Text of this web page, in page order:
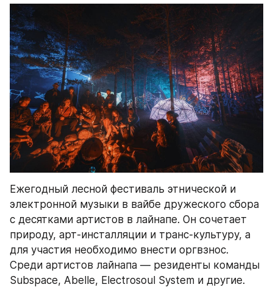
Ежегодный лесной фестиваль этнической и
электронной музыки в вайбе дружеского сбора
с десятками артистов в лайнапе. Он сочетает
природу, арт-инсталляции и транс-культуру, а
для участия необходимо внести оргвзнос.
Среди артистов лайнапа — резиденты команды
Subspace, Abelle, Electrosoul System и другие.